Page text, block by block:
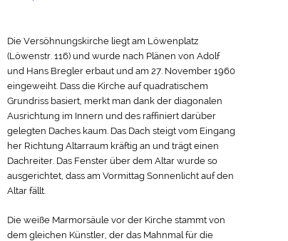
Die Versöhnungskirche liegt am Löwenplatz
(Löwenstr. 116) und wurde nach Plänen von Adolf
und Hans Bregler erbaut und am 27. November 1960
eingeweiht. Dass die Kirche auf quadratischem
Grundriss basiert, merkt man dank der diagonalen
Ausrichtung im Innern und des raffiniert darüber
gelegten Daches kaum. Das Dach steigt vom Eingang
her Richtung Altarraum kräftig an und trägt einen
Dachreiter. Das Fenster über dem Altar wurde so
ausgerichtet, dass am Vormittag Sonnenlicht auf den
Altar fällt.
Die weiße Marmorsäule vor der Kirche stammt von
dem gleichen Künstler, der das Mahnmal für die